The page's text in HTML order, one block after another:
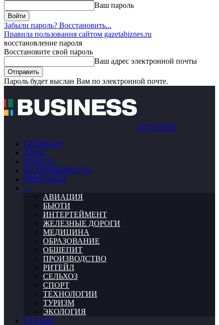
Ваш пароль
Забыли пароль? Восстановить...
Правила пользования сайтом gazetabiznes.ru
восстановление пароля
Восстановите свой пароль
Ваш адрес электронной почты
Пароль будет выслан Вам по электронной почте.
BUSINESS
ГЛАВНАЯ
АВТО
ВЛАСТЬ
НЕДВИЖИМОСТЬ
ФИНАНСЫ
…
АВИАЦИЯ
БЬЮТИ
ИНТЕРТЕЙМЕНТ
ЖЕЛЕЗНЫЕ ДОРОГИ
МЕДИЦИНА
ОБРАЗОВАНИЕ
ОБЩЕПИТ
ПРОИЗВОДСТВО
РИТЕЙЛ
СЕЛЬХОЗ
СПОРТ
ТЕХНОЛОГИИ
ТУРИЗМ
ЭКОЛОГИЯ
СТАТЬИ